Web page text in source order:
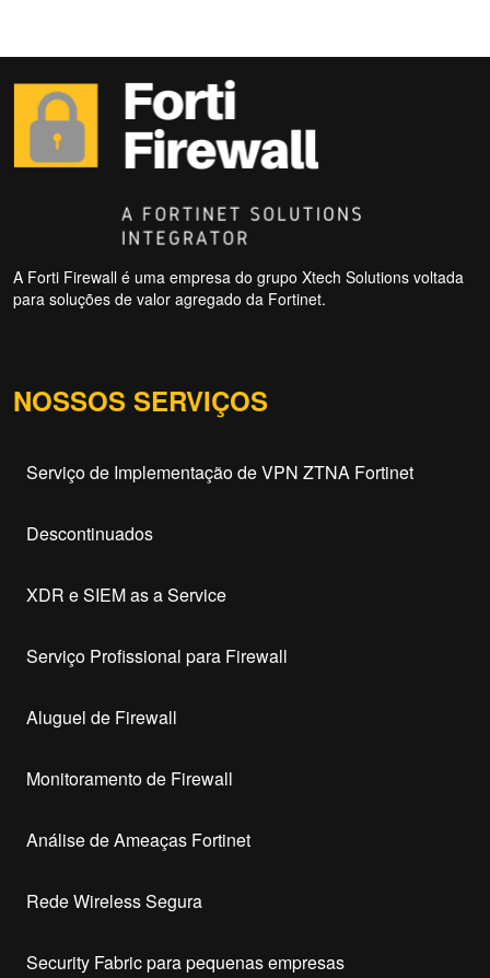
A Forti Firewall é uma empresa do grupo Xtech Solutions voltada
para soluções de valor agregado da Fortinet.
NOSSOS SERVIÇOS
Serviço de Implementação de VPN ZTNA Fortinet
Descontinuados
XDR e SIEM as a Service
Serviço Profissional para Firewall
Aluguel de Firewall
Monitoramento de Firewall
Análise de Ameaças Fortinet
Rede Wireless Segura
Security Fabric para pequenas empresas